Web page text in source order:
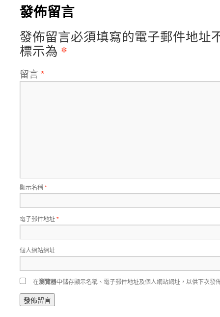
發佈留言
發佈留言必須填寫的電子郵件地址
標示為 *
留言 *
顯示名稱*
電子郵件地址*
個人網站網址
在瀏覽器中儲存顯示名稱、電子郵件地址及個人網站網址，以供下次發